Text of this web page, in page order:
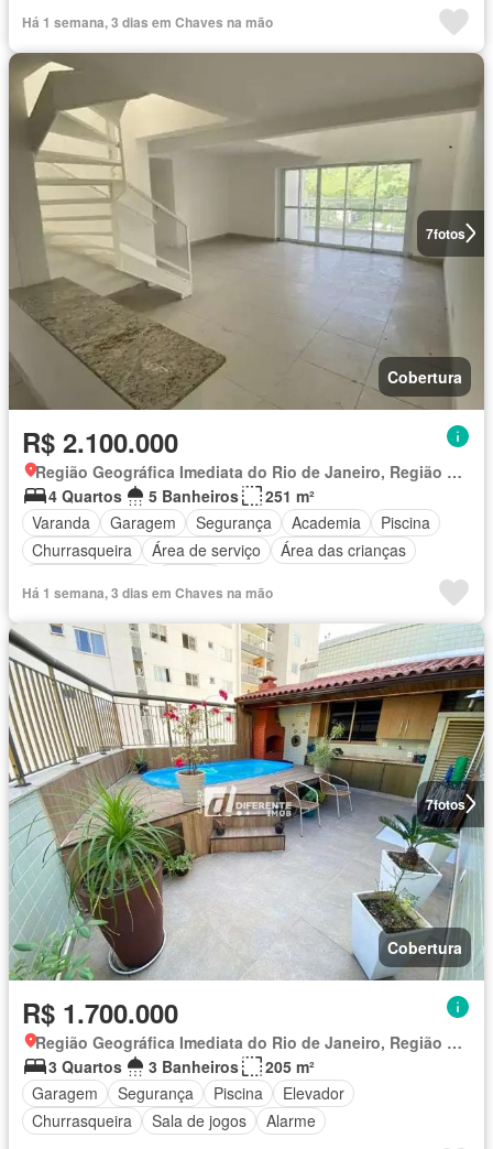
Há 1 semana, 3 dias em Chaves na mão
7fotos
Cobertura
R$ 2.100.000
Região Geográfica Imediata do Rio de Janeiro, Região Metropolitana do Rio de Janeiro
4 Quartos
5 Banheiros
251 m²
Varanda
Garagem Segurança Academia
Piscina
Churrasqueira
Área de serviço
Área das crianças
Há 1 semana, 3 dias em Chaves na mão
7fotos
Cobertura
R$ 1.700.000
Região Geográfica Imediata do Rio de Janeiro, Região Metropolitana do Rio de Janeiro
3 Quartos
3 Banheiros
205 m²
Garagem
Segurança Piscina
Elevador
Churrasqueira
Sala de jogos Alarme